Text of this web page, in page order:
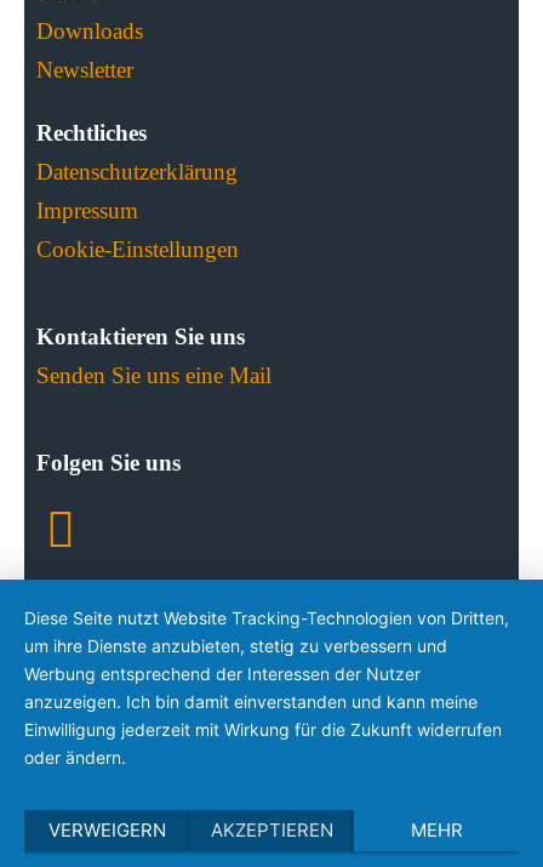
Downloads
Newsletter
Rechtliches
Datenschutzerklärung
Impressum
Cookie-Einstellungen
Kontaktieren Sie uns
Senden Sie uns eine Mail
Folgen Sie uns
Diese Seite nutzt Website Tracking-Technologien von Dritten,
um ihre Dienste anzubieten, stetig zu verbessern und
Werbung entsprechend der Interessen der Nutzer
anzuzeigen. Ich bin damit einverstanden und kann meine
Einwilligung jederzeit mit Wirkung für die Zukunft widerrufen
oder ändern.
VERWEIGERN AKZEPTIEREN MEHR